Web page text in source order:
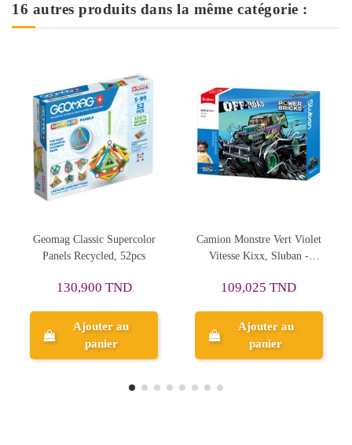
16 autres produits dans la même catégorie :
Camion Monstre Vert Violet
Vitesse Kixx, Sluban -
109,025 TND
Ajouter au
panier
Sluban Pleyerid, Bubble
Man - Réf.M38-B1123-03
55,121 TND
Ajouter au
panier